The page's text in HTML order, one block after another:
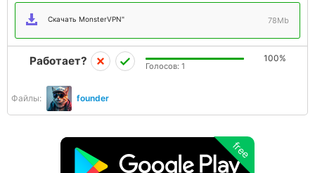
Скачать MonsterVPN" 78Mb
Файлы: founder
Работает? 100%
Голосов: 1
free